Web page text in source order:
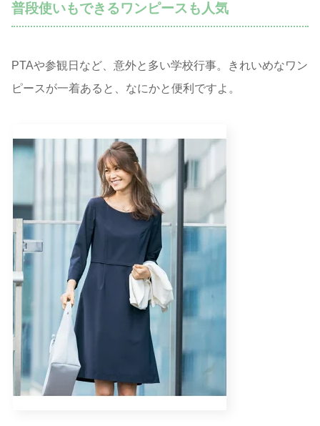
普段使いもできるワンピースも人気
PTAや参観日など、意外と多い学校行事。きれいめなワン
ピースが一着あると、なにかと便利ですよ。